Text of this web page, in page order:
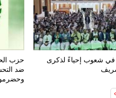
في شعوب إحياءً لذكرى
حزب
ضد